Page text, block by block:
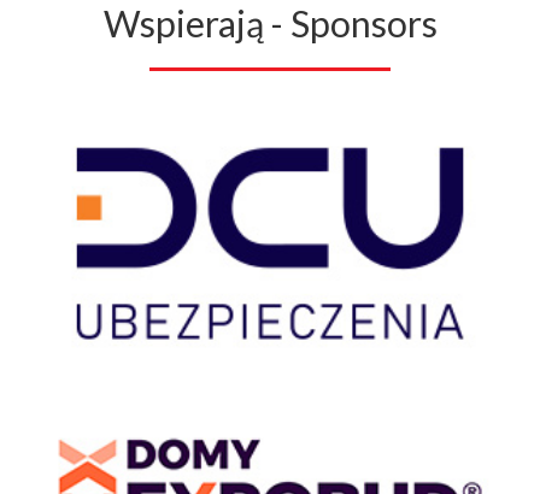
Wspierają - Sponsors